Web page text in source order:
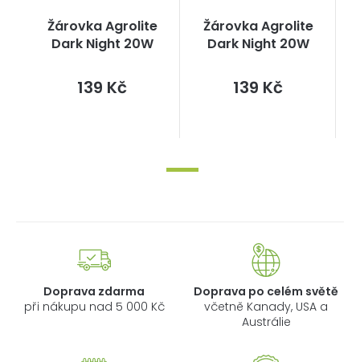
Žárovka Agrolite
Dark Night 20W
139 Kčcena:
Žárovka Agrolite
Dark Night 20W
139 Kčcena:
Doprava zdarma
při nákupu nad 5 000 Kč
Doprava po celém světě
včetně Kanady, USA a
Austrálie